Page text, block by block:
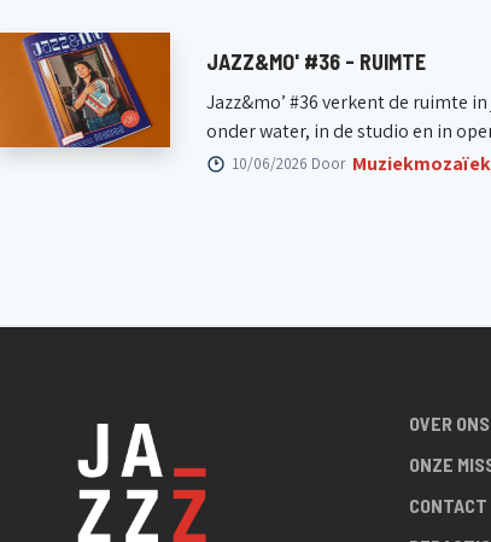
JAZZ&MO' #36 - RUIMTE
Jazz&mo’ #36 verkent de ruimte
onder water, in de studio en in
10/06/2026 Door
OVER ONS
ONZE